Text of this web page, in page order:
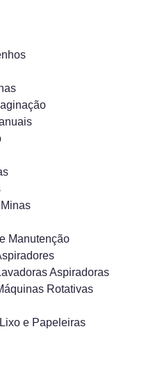
Manutenção
Aspiradoras
Rotativas
e Papeleiras